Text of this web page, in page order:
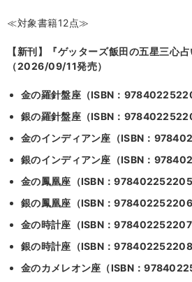
≪対象書籍12点≫
【新刊】『ゲッターズ飯田の五星三心占
（2026/09/11発売）
金の羅針盤座（ISBN ：
銀の羅針盤座（ISBN ：
金のインディアン座（ISBN ：
銀のインディアン座（ISBN ：
金の鳳凰座（ISBN ：
銀の鳳凰座（ISBN ：
金の時計座（ISBN ：
銀の時計座（ISBN ：
金のカメレオン座（ISBN：